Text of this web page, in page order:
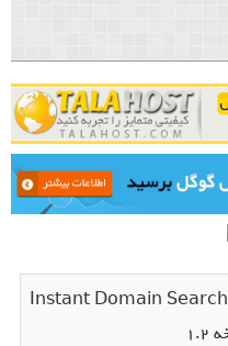
اسکریپت پیشرفته جستجوگر دامنه Instant Domain Search